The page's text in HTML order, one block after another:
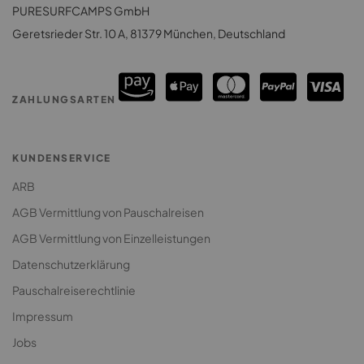
Surfcamps Costa Rica
Surfcamp für Paare
PURESURFCAMPS GmbH
Geretsrieder Str. 10 A, 81379 München, Deutschland
ZAHLUNGSARTEN
KUNDENSERVICE
ARB
AGB Vermittlung von Pauschalreisen
AGB Vermittlung von Einzelleistungen
Datenschutzerklärung
Pauschalreiserechtlinie
Impressum
Jobs